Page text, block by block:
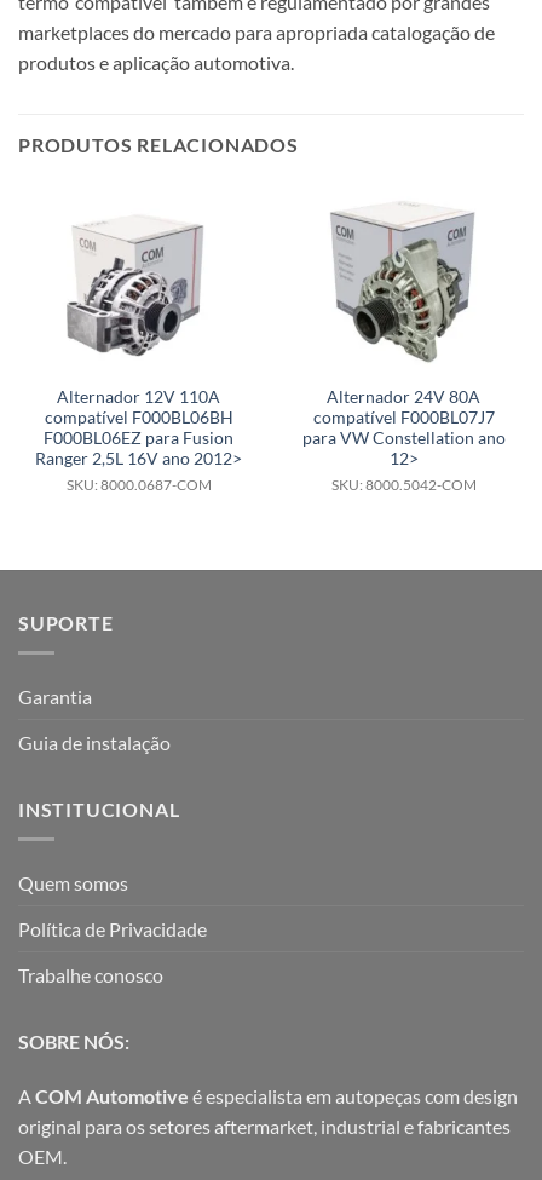
marketplaces do mercado para apropriada catalogação de
produtos e aplicação automotiva.
PRODUTOS RELACIONADOS
Alternador 12V 110A
compatível F000BL06BH
F000BL06EZ para Fusion
Ranger 2,5L 16V ano 2012>
SKU: 8000.0687-COM
Alternador 24V 80A
compatível F000BL07J7
para VW Constellation ano
12>
SKU: 8000.5042-COM
SUPORTE
Garantia
Guia de instalação
INSTITUCIONAL
Quem somos
Política de Privacidade
Trabalhe conosco
SOBRE NÓS:
ACOM Automotive é especialista em autopeças com design
original para os setores aftermarket, industrial e fabricantes
OEM.